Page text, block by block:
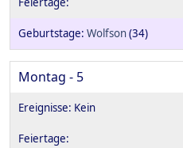
Wolfson(34)
Montag - 5